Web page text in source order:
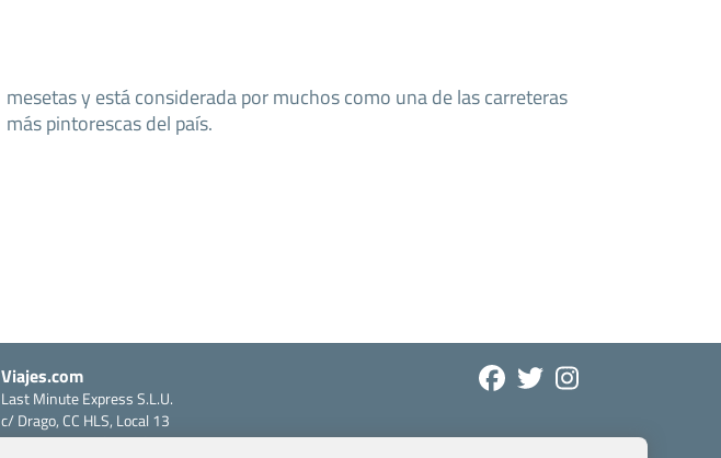
mesetas y está considerada por muchos como una de las carreteras
más pintorescas del país.
Viajes.com
Last Minute Express S.L.U.
c/ Drago, CC HLS, Local 13
38660 Miraverde – Adeje